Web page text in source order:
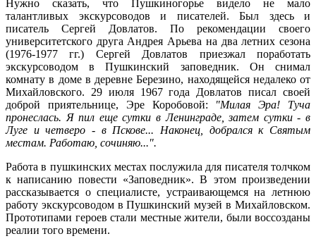
Нужно сказать, что Пушкиногорье видело не мало
талантливых экскурсоводов и писателей. Был здесь и
писатель Сергей Довлатов. По рекомендации своего
университетского друга Андрея Арьева на два летних сезона
(1976-1977 гг.) Сергей Довлатов приезжал поработать
экскурсоводом в Пушкинский заповедник. Он снимал
комнату в доме в деревне Березино, находящейся недалеко от
Михайловского. 29 июля 1967 года Довлатов писал своей
доброй приятельнице, Эре Коробовой: "Милая Эра! Туча
пронеслась. Я пил еще сутки в Ленинграде, затем сутки - в
Луге и четверо - в Пскове... Наконец, добрался к Святым
местам. Работаю, сочиняю...".
Работа в пушкинских местах послужила для писателя толчком
к написанию повести «Заповедник». В этом произведении
рассказывается о специалисте, устраивающемся на летнюю
работу экскурсоводом в Пушкинский музей в Михайловском.
Прототипами героев стали местные жители, были воссозданы
реалии того времени.